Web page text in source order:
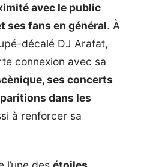
avec le public
ses fans en général. À
décalé DJ Arafat,
connexion avec sa
ses concerts
dans les
à renforcer sa